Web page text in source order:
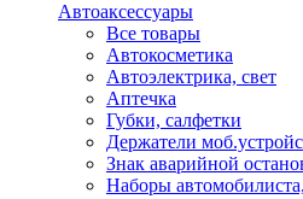
Автоаксессуары
Все товары
Автокосметика
Автоэлектрика, свет
Аптечка
Губки, салфетки
Держатели
Знак аварийной
Наборы